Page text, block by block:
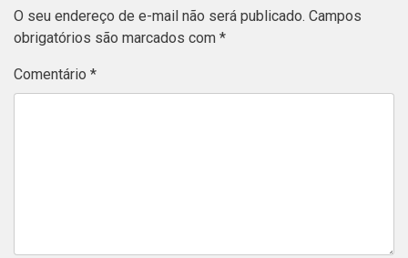
O seu endereço de e-mail não será publicado. Campos
obrigatórios são marcados com *
Comentário *